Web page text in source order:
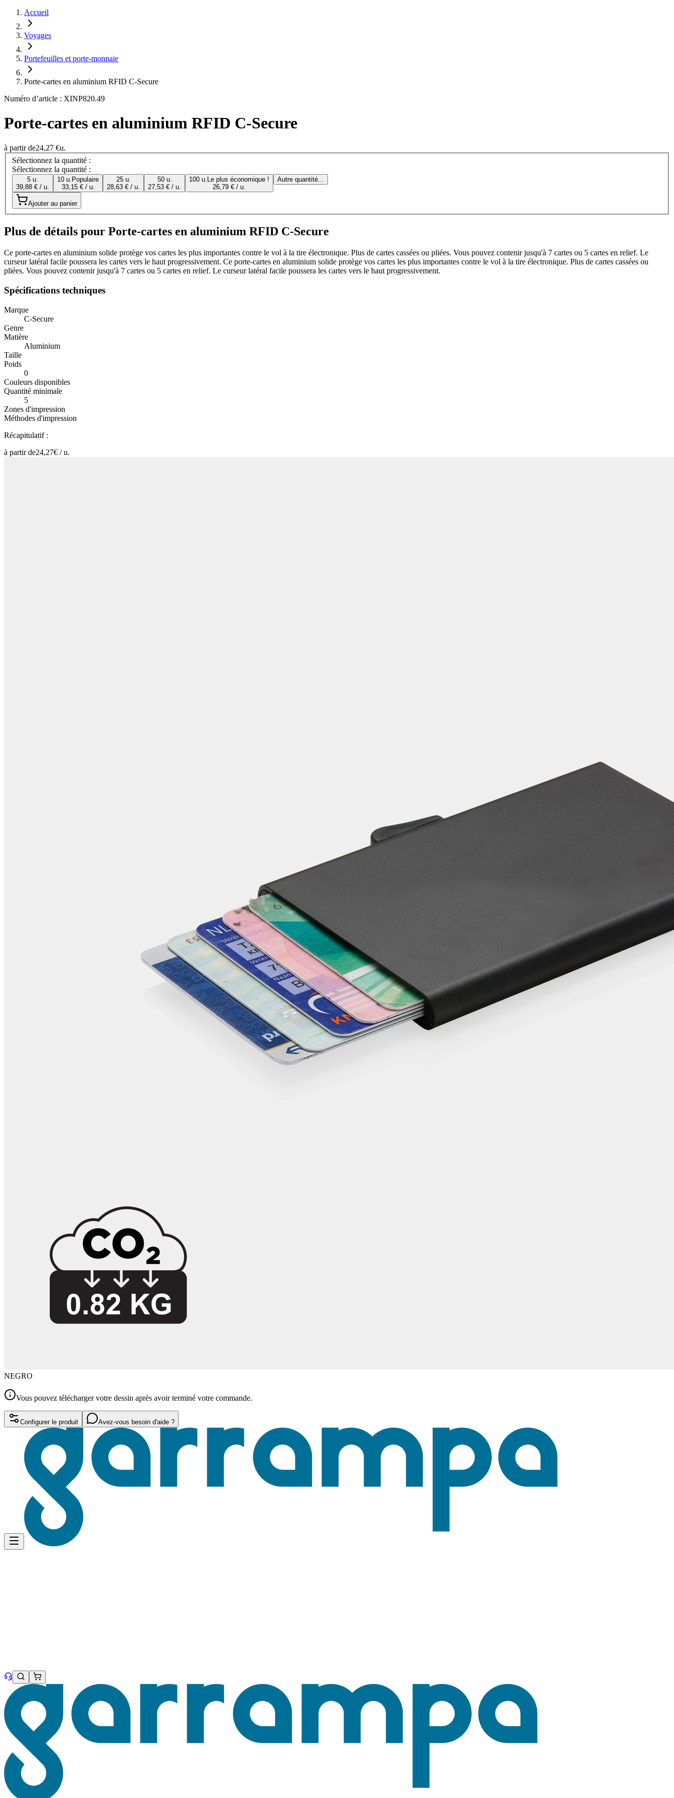
Accueil
Voyages
Portefeuilles et porte-monnaie
Porte-cartes en aluminium RFID C-Secure
Numéro d’article : XINP820.49
Porte-cartes en aluminium RFID C-Secure
à partir de24,27 €u.
Sélectionnez la quantité :
Sélectionnez la quantité :
5 u.
39,88 € / u.
10 u. Populaire
33,15 € / u.
25 u.
28,63 € / u.
50 u.
27,53 € / u.
100 u. Le plus économique !
26,79 € / u.
Autre quantité...
Ajouter au panier
Plus de détails pour Porte-cartes en aluminium RFID C-Secure
Ce porte-cartes en aluminium solide protège vos cartes les plus importantes contre le vol à la tire électronique. Plus de cartes cassées ou pliées. Vous pouvez contenir jusqu'à 7 cartes ou 5 cartes en relief. Le
curseur latéral facile poussera les cartes vers le haut progressivement. Ce porte-cartes en aluminium solide protège vos cartes les plus importantes contre le vol à la tire électronique. Plus de cartes cassées ou
pliées. Vous pouvez contenir jusqu'à 7 cartes ou 5 cartes en relief. Le curseur latéral facile poussera les cartes vers le haut progressivement.
Spécifications techniques
Marque
C-Secure
Genre
Matière
Aluminium
Taille
Poids
0
Couleurs disponibles
Quantité minimale
5
Zones d'impression
Méthodes d'impression
Récapitulatif :
à partir de24,27€ /u.
NEGRO
Vous pouvez télécharger votre dessin après avoir terminé votre commande.
Configurer le produit Avez-vous besoin d'aide ?